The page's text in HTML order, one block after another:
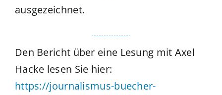
ausgezeichnet.
Den Bericht über eine Lesung mit Axel
Hacke lesen Sie hier:
https://journalismus-buecher-